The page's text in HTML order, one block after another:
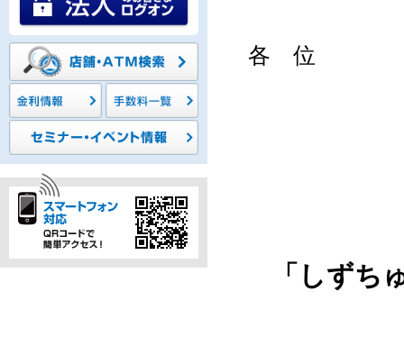
各 位
「しずち